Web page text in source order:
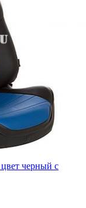
черный с